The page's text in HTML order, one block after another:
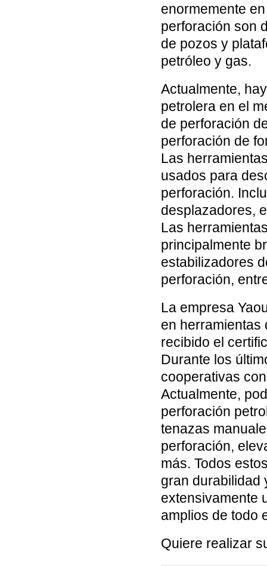
enormemente
perforación son
de pozos y
petróleo y gas.
Actualmente,
petrolera en el
de perforación
perforación de
Las
usados para
perforación.
desplazadores,
Las
principalmente
estabilizadores
perforación,
La empresa
en herramientas
recibido el
Durante los
cooperativas
Actualmente,
perforación
tenazas
perforación,
más. Todos
gran durabilidad
extensivamente
amplios de todo
Quiere realizar